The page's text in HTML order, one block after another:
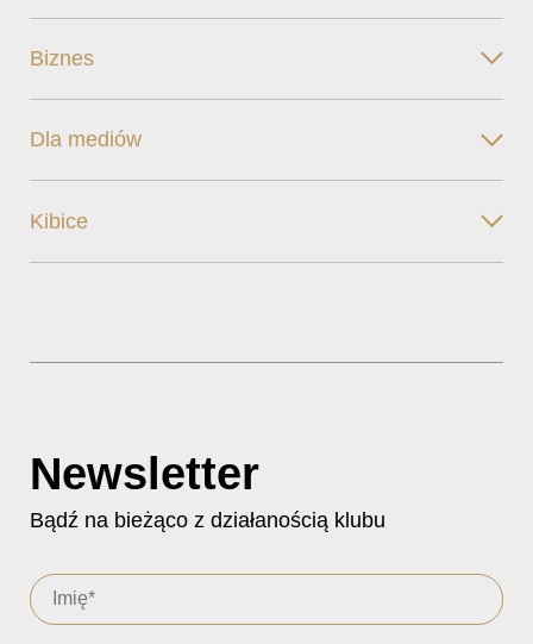
Biznes
Dla mediów
Kibice
Newsletter
Bądź na bieżąco z działanością klubu